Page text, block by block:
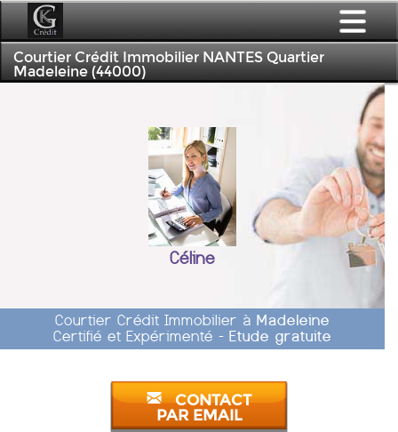
Courtier Crédit Immobilier NANTES Quartier
Madeleine (44000)
Céline
Courtier Crédit Immobilier à Madeleine
Certifié et Expérimenté - Etude gratuite
CONTACT
PAR EMAIL